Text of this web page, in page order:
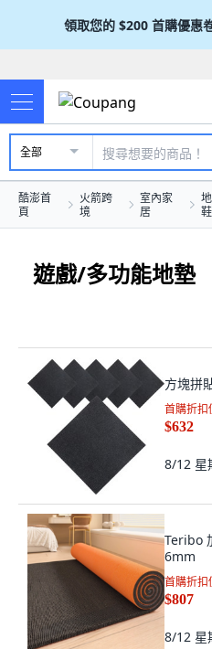
領取您的 $200 首購優惠
全部
酷澎首
頁
火箭跨
境
室內家
居
鞋
遊戲/多功能地墊
方塊拼
首購折扣
$632
8/12 星
Teribo
6mm
首購折扣
$807
8/12 星